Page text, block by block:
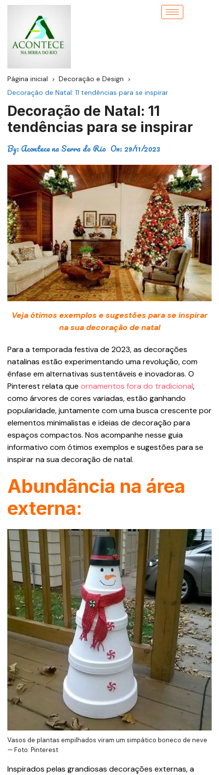
Página inicial
Decoração e Design
Decoração de Natal: 11 tendências para se inspirar
Decoração de Natal: 11
tendências para se inspirar
By: Acontece na Serra do Rio On: 29/11/2023
Veja ótimos exemplos e sugestões para se inspirar
na sua decoração de natal
Para a temporada festiva de 2023, as decorações
natalinas estão experimentando uma revolução, com
ênfase em alternativas sustentáveis e inovadoras. O
Pinterest relata que ornamentos fora do tradicional,
como árvores de cores variadas, estão ganhando
popularidade, juntamente com uma busca crescente por
elementos minimalistas e ideias de decoração para
espaços compactos. Nos acompanhe nesse guia
informativo com ótimos exemplos e sugestões para se
inspirar na sua decoração de natal.
Abundância na área
externa:
Vasos de plantas empilhados viram um simpático boneco de neve
— Foto: Pinterest
Inspirados pelas grandiosas decorações externas, a